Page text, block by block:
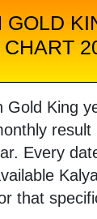
GOLD
CHART
Gold King
Every
that